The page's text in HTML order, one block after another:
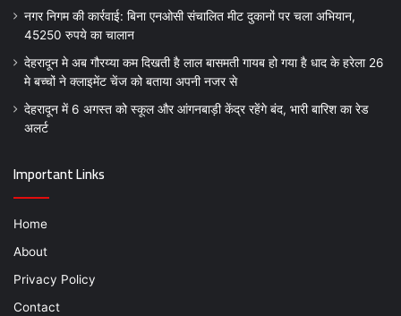
नगर निगम की कार्रवाई: बिना एनओसी संचालित मीट दुकानों पर चला अभियान,
45250 रुपये का चालान
देहरादून मे अब गौरय्या कम दिखती है लाल बासमती गायब हो गया है धाद के हरेला 26
मे बच्चों ने क्लाइमेंट चेंज को बताया अपनी नजर से
देहरादून में 6 अगस्त को स्कूल और आंगनबाड़ी केंद्र रहेंगे बंद, भारी बारिश का रेड
अलर्ट
Important Links
Home
About
Privacy Policy
Contact